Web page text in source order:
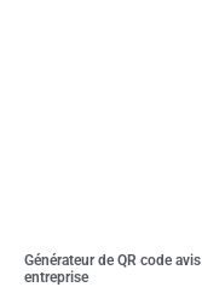
Générateur de QR code
entreprise